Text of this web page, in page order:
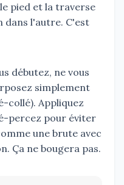
pied et la traverse
dans l'autre. C'est
débutez, ne vous
simplement
collé). Appliquez
percez pour éviter
une brute avec
Ça ne bougera pas.